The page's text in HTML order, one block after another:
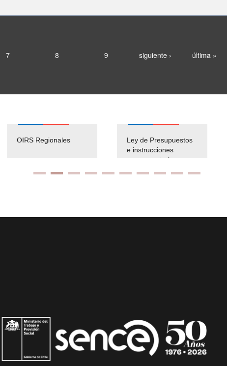
7 8 9 siguiente › última »
OIRS Regionales
Ley de Presupuestos
e instrucciones
presuspuetarias